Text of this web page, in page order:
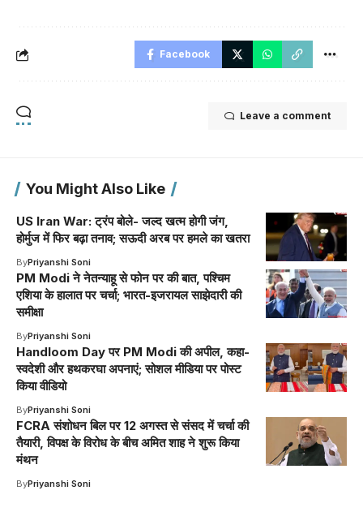
Facebook
Leave a comment
You Might Also Like
US Iran War: ट्रंप बोले- जल्द खत्म होगी जंग,
होर्मुज में फिर बढ़ा तनाव; सऊदी अरब पर हमले का खतरा
ByPriyanshi Soni
PM Modi ने नेतन्याहू से फोन पर की बात, पश्चिम
एशिया के हालात पर चर्चा; भारत-इजरायल साझेदारी की
समीक्षा
ByPriyanshi Soni
Handloom Day पर PM Modi की अपील, कहा-
स्वदेशी और हथकरघा अपनाएं; सोशल मीडिया पर पोस्ट
किया वीडियो
ByPriyanshi Soni
FCRA संशोधन बिल पर 12 अगस्त से संसद में चर्चा की
तैयारी, विपक्ष के विरोध के बीच अमित शाह ने शुरू किया
मंथन
ByPriyanshi Soni